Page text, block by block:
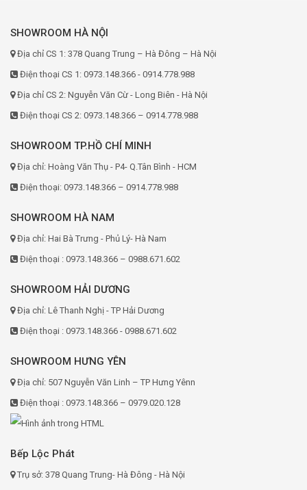
SHOWROOM HÀ NỘI
Địa chỉ CS 1: 378 Quang Trung – Hà Đông – Hà Nội
Điện thoại CS 1: 0973.148.366 - 0914.778.988
Địa chỉ CS 2: Nguyễn Văn Cừ - Long Biên - Hà Nội
Điện thoại CS 2: 0973.148.366 – 0914.778.988
SHOWROOM TP.HỒ CHÍ MINH
Địa chỉ: Hoàng Văn Thụ - P4- Q.Tân Bình - HCM
Điện thoại: 0973.148.366 – 0914.778.988
SHOWROOM HÀ NAM
Địa chỉ: Hai Bà Trưng - Phủ Lý- Hà Nam
Điện thoại : 0973.148.366 – 0988.671.602
SHOWROOM HẢI DƯƠNG
Địa chỉ: Lê Thanh Nghị - TP Hải Dương
Điện thoại : 0973.148.366 - 0988.671.602
SHOWROOM HƯNG YÊN
Địa chỉ: 507 Nguyễn Văn Linh – TP Hưng Yênn
Điện thoại : 0973.148.366 – 0979.020.128
Bếp Lộc Phát
Trụ sở: 378 Quang Trung- Hà Đông - Hà Nội